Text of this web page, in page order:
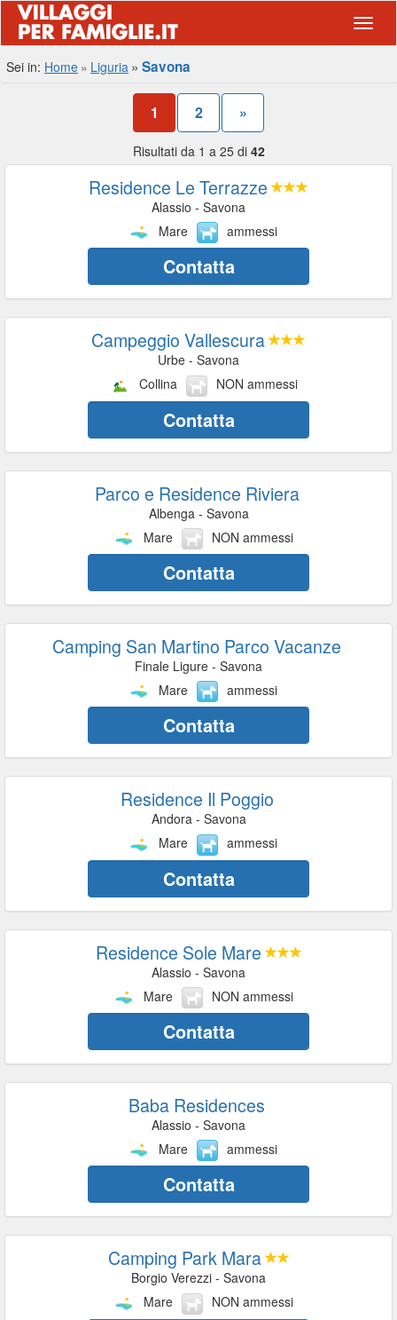
Sei in: Home Liguria Savona
1 2 »
Risultati da 1 a 25 di 42
Residence Le Terrazze
Alassio - Savona
Mare
ammessi
Contatta
Campeggio Vallescura
Urbe - Savona
Collina
NON ammessi
Contatta
Parco e Residence Riviera
Albenga - Savona
Mare
NON ammessi
Contatta
Camping San Martino Parco Vacanze
Finale Ligure - Savona
Mare
ammessi
Contatta
Residence Il Poggio
Andora - Savona
Mare
ammessi
Contatta
Residence Sole Mare
Alassio - Savona
Mare
NON ammessi
Contatta
Baba Residences
Alassio - Savona
Mare
ammessi
Contatta
Camping Park Mara
Borgio Verezzi - Savona
Mare
NON ammessi